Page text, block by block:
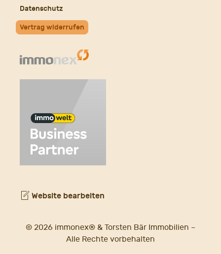
Datenschutz
Vertrag widerrufen
Website bearbeiten
© 2026 immonex® & Torsten Bär Immobilien –
Alle Rechte vorbehalten